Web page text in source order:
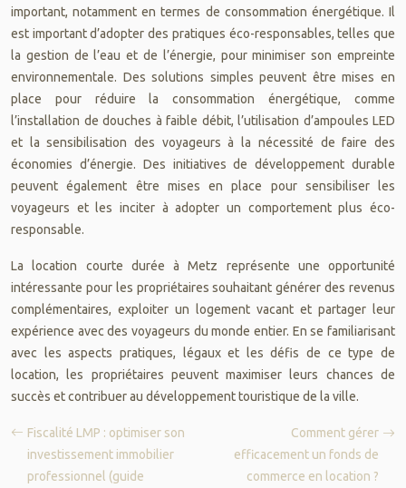
important, notamment en termes de consommation énergétique. Il
est important d’adopter des pratiques éco-responsables, telles que
la gestion de l’eau et de l’énergie, pour minimiser son empreinte
environnementale. Des solutions simples peuvent être mises en
place pour réduire la consommation énergétique, comme
l’installation de douches à faible débit, l’utilisation d’ampoules LED
et la sensibilisation des voyageurs à la nécessité de faire des
économies d’énergie. Des initiatives de développement durable
peuvent également être mises en place pour sensibiliser les
voyageurs et les inciter à adopter un comportement plus éco-
responsable.
La location courte durée à Metz représente une opportunité
intéressante pour les propriétaires souhaitant générer des revenus
complémentaires, exploiter un logement vacant et partager leur
expérience avec des voyageurs du monde entier. En se familiarisant
avec les aspects pratiques, légaux et les défis de ce type de
location, les propriétaires peuvent maximiser leurs chances de
succès et contribuer au développement touristique de la ville.
Fiscalité LMP : optimiser son
investissement immobilier
professionnel (guide
Comment gérer
efficacement un fonds de
commerce en location ?